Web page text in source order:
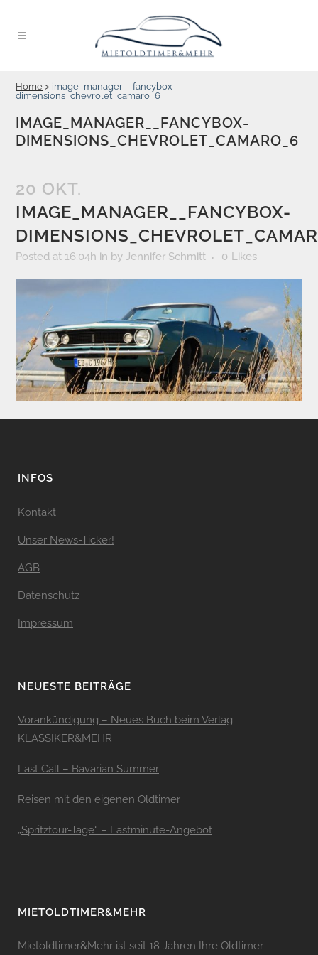
Home > image_manager__fancybox-
dimensions_chevrolet_camaro_6
IMAGE_MANAGER__FANCYBOX-
DIMENSIONS_CHEVROLET_CAMARO_6
20 OKT.
IMAGE_MANAGER__FANCYBOX-
Posted at 16:04h in by Jennifer Schmitt 0 Likes
INFOS
Kontakt
Unser News-Ticker!
AGB
Datenschutz
Impressum
NEUESTE BEITRÄGE
Vorankündigung – Neues Buch beim Verlag
KLASSIKER&MEHR
Last Call – Bavarian Summer
Reisen mit den eigenen Oldtimer
„Spritztour-Tage“ – Lastminute-Angebot
MIETOLDTIMER&MEHR
Mietoldtimer&Mehr ist seit 18 Jahren Ihre Oldtimer-